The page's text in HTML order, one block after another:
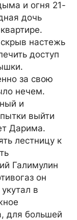
и огня 21-
дочь
настежь
доступ
за свою
нечем.
и
выйти
Дарима.
лестницу к
Галимулин
он
в
для большей